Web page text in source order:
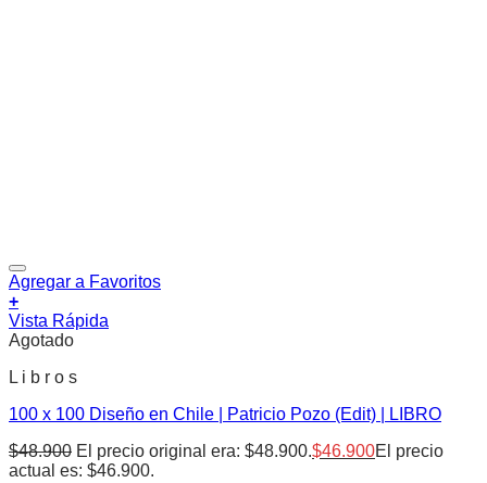
Agregar a Favoritos
+
Vista Rápida
Agotado
L i b r o s
100 x 100 Diseño en Chile | Patricio Pozo (Edit) | LIBRO
$48.900 El precio original era: $48.900.$46.900El precio
actual es: $46.900.